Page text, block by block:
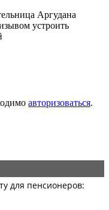
Аргудана
устроить
авторизоваться.